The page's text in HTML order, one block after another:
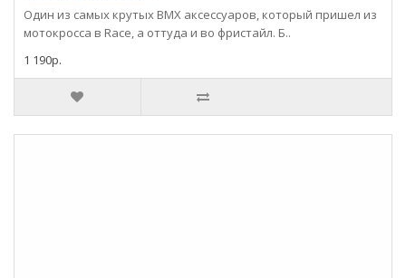
Один из самых крутых BMX аксессуаров, который пришел из
мотокросса в Race, а оттуда и во фристайл. Б..
1 190р.